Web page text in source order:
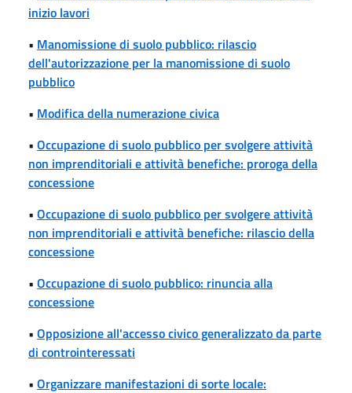
inizio lavori
• Manomissione di suolo pubblico: rilascio
dell'autorizzazione per la manomissione di suolo
pubblico
• Modifica della numerazione civica
• Occupazione di suolo pubblico per svolgere attività
non imprenditoriali e attività benefiche: proroga della
concessione
• Occupazione di suolo pubblico per svolgere attività
non imprenditoriali e attività benefiche: rilascio della
concessione
• Occupazione di suolo pubblico: rinuncia alla
concessione
• Opposizione all'accesso civico generalizzato da parte
di controinteressati
• Organizzare manifestazioni di sorte locale: